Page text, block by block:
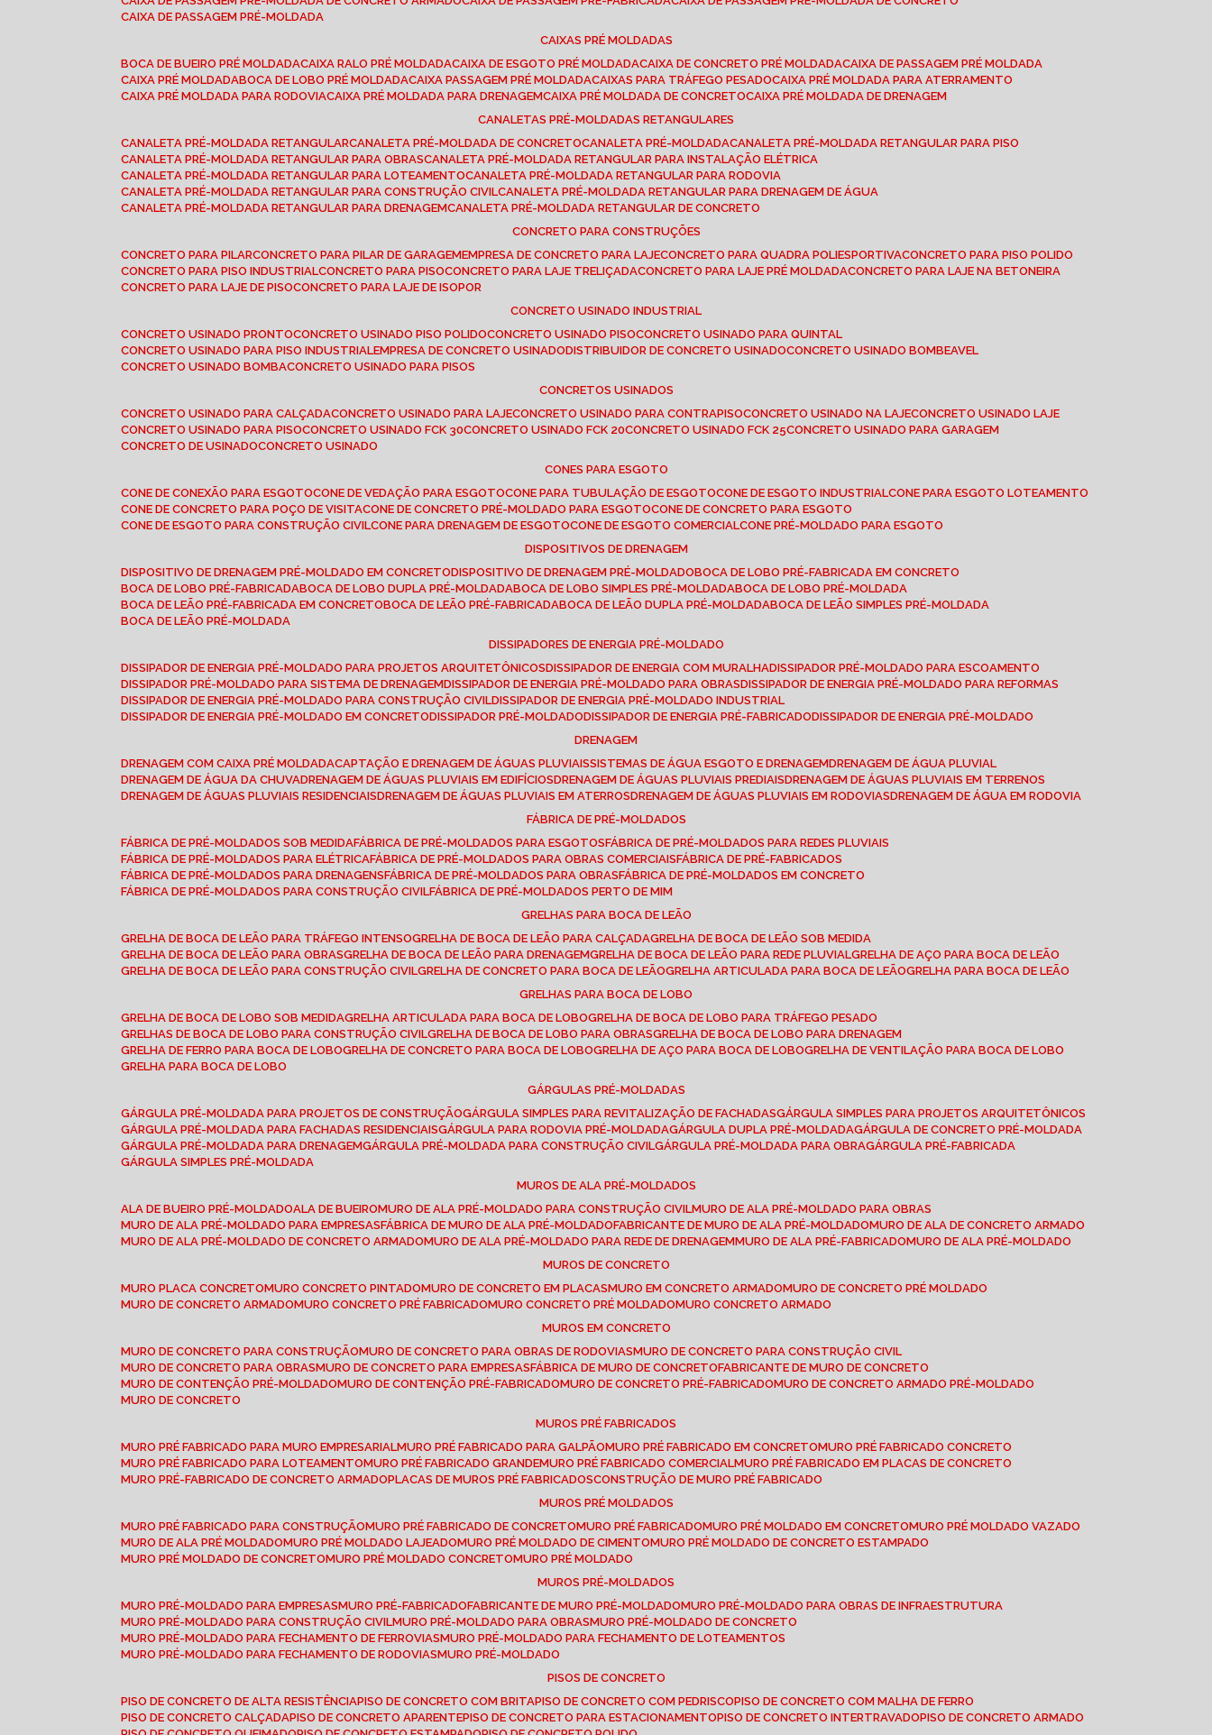
CAIXA DE PASSAGEM PRÉ-MOLDADA
CAIXAS PRÉ MOLDADAS
BOCA DE BUEIRO PRÉ MOLDADA CAIXA RALO PRÉ MOLDADA CAIXA DE ESGOTO PRÉ MOLDADA CAIXA DE CONCRETO PRÉ MOLDADA CAIXA DE PASSAGEM PRÉ MOLDADA
CAIXA PRÉ MOLDADA BOCA DE LOBO PRÉ MOLDADA CAIXA PASSAGEM PRÉ MOLDADA CAIXAS PARA TRÁFEGO PESADO CAIXA PRÉ MOLDADA PARA ATERRAMENTO
CAIXA PRÉ MOLDADA PARA RODOVIA CAIXA PRÉ MOLDADA PARA DRENAGEM CAIXA PRÉ MOLDADA DE CONCRETO CAIXA PRÉ MOLDADA DE DRENAGEM
CANALETAS PRÉ-MOLDADAS RETANGULARES
CANALETA PRÉ-MOLDADA RETANGULAR CANALETA PRÉ-MOLDADA DE CONCRETO CANALETA PRÉ-MOLDADA CANALETA PRÉ-MOLDADA RETANGULAR PARA PISO
CANALETA PRÉ-MOLDADA RETANGULAR PARA OBRAS CANALETA PRÉ-MOLDADA RETANGULAR PARA INSTALAÇÃO ELÉTRICA
CANALETA PRÉ-MOLDADA RETANGULAR PARA LOTEAMENTO CANALETA PRÉ-MOLDADA RETANGULAR PARA RODOVIA
CANALETA PRÉ-MOLDADA RETANGULAR PARA CONSTRUÇÃO CIVIL CANALETA PRÉ-MOLDADA RETANGULAR PARA DRENAGEM DE ÁGUA
CANALETA PRÉ-MOLDADA RETANGULAR PARA DRENAGEM CANALETA PRÉ-MOLDADA RETANGULAR DE CONCRETO
CONCRETO PARA CONSTRUÇÕES
CONCRETO PARA PILAR CONCRETO PARA PILAR DE GARAGEM EMPRESA DE CONCRETO PARA LAJE CONCRETO PARA QUADRA POLIESPORTIVA CONCRETO PARA PISO POLIDO
CONCRETO PARA PISO INDUSTRIAL CONCRETO PARA PISO CONCRETO PARA LAJE TRELIÇADA CONCRETO PARA LAJE PRÉ MOLDADA CONCRETO PARA LAJE NA BETONEIRA
CONCRETO PARA LAJE DE PISO CONCRETO PARA LAJE DE ISOPOR
CONCRETO USINADO INDUSTRIAL
CONCRETO USINADO PRONTO CONCRETO USINADO PISO POLIDO CONCRETO USINADO PISO CONCRETO USINADO PARA QUINTAL
CONCRETO USINADO PARA PISO INDUSTRIAL EMPRESA DE CONCRETO USINADO DISTRIBUIDOR DE CONCRETO USINADO CONCRETO USINADO BOMBEAVEL
CONCRETO USINADO BOMBA CONCRETO USINADO PARA PISOS
CONCRETOS USINADOS
CONCRETO USINADO PARA CALÇADA CONCRETO USINADO PARA LAJE CONCRETO USINADO PARA CONTRAPISO CONCRETO USINADO NA LAJE CONCRETO USINADO LAJE
CONCRETO USINADO PARA PISO CONCRETO USINADO FCK 30 CONCRETO USINADO FCK 20 CONCRETO USINADO FCK 25 CONCRETO USINADO PARA GARAGEM
CONCRETO DE USINADO CONCRETO USINADO
CONES PARA ESGOTO
CONE DE CONEXÃO PARA ESGOTO CONE DE VEDAÇÃO PARA ESGOTO CONE PARA TUBULAÇÃO DE ESGOTO CONE DE ESGOTO INDUSTRIAL CONE PARA ESGOTO LOTEAMENTO
CONE DE CONCRETO PARA POÇO DE VISITA CONE DE CONCRETO PRÉ-MOLDADO PARA ESGOTO CONE DE CONCRETO PARA ESGOTO
CONE DE ESGOTO PARA CONSTRUÇÃO CIVIL CONE PARA DRENAGEM DE ESGOTO CONE DE ESGOTO COMERCIAL CONE PRÉ-MOLDADO PARA ESGOTO
DISPOSITIVOS DE DRENAGEM
DISPOSITIVO DE DRENAGEM PRÉ-MOLDADO EM CONCRETO DISPOSITIVO DE DRENAGEM PRÉ-MOLDADO BOCA DE LOBO PRÉ-FABRICADA EM CONCRETO
BOCA DE LOBO PRÉ-FABRICADA BOCA DE LOBO DUPLA PRÉ-MOLDADA BOCA DE LOBO SIMPLES PRÉ-MOLDADA BOCA DE LOBO PRÉ-MOLDADA
BOCA DE LEÃO PRÉ-FABRICADA EM CONCRETO BOCA DE LEÃO PRÉ-FABRICADA BOCA DE LEÃO DUPLA PRÉ-MOLDADA BOCA DE LEÃO SIMPLES PRÉ-MOLDADA
BOCA DE LEÃO PRÉ-MOLDADA
DISSIPADORES DE ENERGIA PRÉ-MOLDADO
DISSIPADOR DE ENERGIA PRÉ-MOLDADO PARA PROJETOS ARQUITETÔNICOS DISSIPADOR DE ENERGIA COM MURALHA DISSIPADOR PRÉ-MOLDADO PARA ESCOAMENTO
DISSIPADOR PRÉ-MOLDADO PARA SISTEMA DE DRENAGEM DISSIPADOR DE ENERGIA PRÉ-MOLDADO PARA OBRAS DISSIPADOR DE ENERGIA PRÉ-MOLDADO PARA REFORMAS
DISSIPADOR DE ENERGIA PRÉ-MOLDADO PARA CONSTRUÇÃO CIVIL DISSIPADOR DE ENERGIA PRÉ-MOLDADO INDUSTRIAL
DISSIPADOR DE ENERGIA PRÉ-MOLDADO EM CONCRETO DISSIPADOR PRÉ-MOLDADO DISSIPADOR DE ENERGIA PRÉ-FABRICADO DISSIPADOR DE ENERGIA PRÉ-MOLDADO
DRENAGEM
DRENAGEM COM CAIXA PRÉ MOLDADA CAPTAÇÃO E DRENAGEM DE ÁGUAS PLUVIAIS SISTEMAS DE ÁGUA ESGOTO E DRENAGEM DRENAGEM DE ÁGUA PLUVIAL
DRENAGEM DE ÁGUA DA CHUVA DRENAGEM DE ÁGUAS PLUVIAIS EM EDIFÍCIOS DRENAGEM DE ÁGUAS PLUVIAIS PREDIAIS DRENAGEM DE ÁGUAS PLUVIAIS EM TERRENOS
DRENAGEM DE ÁGUAS PLUVIAIS RESIDENCIAIS DRENAGEM DE ÁGUAS PLUVIAIS EM ATERROS DRENAGEM DE ÁGUAS PLUVIAIS EM RODOVIAS DRENAGEM DE ÁGUA EM RODOVIA
FÁBRICA DE PRÉ-MOLDADOS
FÁBRICA DE PRÉ-MOLDADOS SOB MEDIDA FÁBRICA DE PRÉ-MOLDADOS PARA ESGOTOS FÁBRICA DE PRÉ-MOLDADOS PARA REDES PLUVIAIS
FÁBRICA DE PRÉ-MOLDADOS PARA ELÉTRICA FÁBRICA DE PRÉ-MOLDADOS PARA OBRAS COMERCIAIS FÁBRICA DE PRÉ-FABRICADOS
FÁBRICA DE PRÉ-MOLDADOS PARA DRENAGENS FÁBRICA DE PRÉ-MOLDADOS PARA OBRAS FÁBRICA DE PRÉ-MOLDADOS EM CONCRETO
FÁBRICA DE PRÉ-MOLDADOS PARA CONSTRUÇÃO CIVIL FÁBRICA DE PRÉ-MOLDADOS PERTO DE MIM
GRELHAS PARA BOCA DE LEÃO
GRELHA DE BOCA DE LEÃO PARA TRÁFEGO INTENSO
GRELHA DE BOCA DE LEÃO PARA CALÇADA
GRELHA DE BOCA DE LEÃO SOB MEDIDA
GRELHA DE BOCA DE LEÃO PARA OBRAS
GRELHA DE BOCA DE LEÃO PARA DRENAGEM GRELHA DE BOCA DE LEÃO PARA REDE PLUVIAL
GRELHA DE AÇO PARA BOCA DE LEÃO
GRELHA DE BOCA DE LEÃO PARA CONSTRUÇÃO CIVIL
GRELHA DE CONCRETO PARA BOCA DE LEÃO GRELHA ARTICULADA PARA BOCA DE LEÃO
GRELHA PARA BOCA DE LEÃO
GRELHAS PARA BOCA DE LOBO
GRELHA DE BOCA DE LOBO SOB MEDIDA
GRELHA ARTICULADA PARA BOCA DE LOBO
GRELHA DE BOCA DE LOBO PARA TRÁFEGO PESADO
GRELHAS DE BOCA DE LOBO PARA CONSTRUÇÃO CIVIL
GRELHA DE BOCA DE LOBO PARA OBRAS
GRELHA DE BOCA DE LOBO PARA DRENAGEM
GRELHA DE FERRO PARA BOCA DE LOBO
GRELHA DE CONCRETO PARA BOCA DE LOBO GRELHA DE AÇO PARA BOCA DE LOBO
GRELHA DE VENTILAÇÃO PARA BOCA DE LOBO
GRELHA PARA BOCA DE LOBO
GÁRGULAS PRÉ-MOLDADAS
GÁRGULA PRÉ-MOLDADA PARA PROJETOS DE CONSTRUÇÃO
GÁRGULA SIMPLES PARA REVITALIZAÇÃO DE FACHADAS
GÁRGULA SIMPLES PARA PROJETOS ARQUITETÔNICOS
GÁRGULA PRÉ-MOLDADA PARA FACHADAS RESIDENCIAIS
GÁRGULA PARA RODOVIA PRÉ-MOLDADA GÁRGULA DUPLA PRÉ-MOLDADA
GÁRGULA DE CONCRETO PRÉ-MOLDADA
GÁRGULA PRÉ-MOLDADA PARA DRENAGEM
GÁRGULA PRÉ-MOLDADA PARA CONSTRUÇÃO CIVIL GÁRGULA PRÉ-MOLDADA PARA OBRA
GÁRGULA PRÉ-FABRICADA
GÁRGULA SIMPLES PRÉ-MOLDADA
MUROS DE ALA PRÉ-MOLDADOS
ALA DE BUEIRO PRÉ-MOLDADO ALA DE BUEIRO MURO DE ALA PRÉ-MOLDADO PARA CONSTRUÇÃO CIVIL
MURO DE ALA PRÉ-MOLDADO PARA OBRAS
MURO DE ALA PRÉ-MOLDADO PARA EMPRESAS FÁBRICA DE MURO DE ALA PRÉ-MOLDADO FABRICANTE DE MURO DE ALA PRÉ-MOLDADO
MURO DE ALA DE CONCRETO ARMADO
MURO DE ALA PRÉ-MOLDADO DE CONCRETO ARMADO
MURO DE ALA PRÉ-MOLDADO PARA REDE DE DRENAGEM MURO DE ALA PRÉ-FABRICADO
MURO DE ALA PRÉ-MOLDADO
MUROS DE CONCRETO
MURO PLACA CONCRETO
MURO CONCRETO PINTADO MURO DE CONCRETO EM PLACAS MURO EM CONCRETO ARMADO
MURO DE CONCRETO PRÉ MOLDADO
MURO DE CONCRETO ARMADO
MURO CONCRETO PRÉ FABRICADO MURO CONCRETO PRÉ MOLDADO
MURO CONCRETO ARMADO
MUROS EM CONCRETO
MURO DE CONCRETO PARA CONSTRUÇÃO
MURO DE CONCRETO PARA OBRAS DE RODOVIAS
MURO DE CONCRETO PARA CONSTRUÇÃO CIVIL
MURO DE CONCRETO PARA OBRAS
MURO DE CONCRETO PARA EMPRESAS FÁBRICA DE MURO DE CONCRETO FABRICANTE DE MURO DE CONCRETO
MURO DE CONTENÇÃO PRÉ-MOLDADO
MURO DE CONTENÇÃO PRÉ-FABRICADO MURO DE CONCRETO PRÉ-FABRICADO
MURO DE CONCRETO ARMADO PRÉ-MOLDADO
MURO DE CONCRETO
MUROS PRÉ FABRICADOS
MURO PRÉ FABRICADO PARA MURO EMPRESARIAL
MURO PRÉ FABRICADO PARA GALPÃO MURO PRÉ FABRICADO EM CONCRETO
MURO PRÉ FABRICADO CONCRETO
MURO PRÉ FABRICADO PARA LOTEAMENTO
MURO PRÉ FABRICADO GRANDE MURO PRÉ FABRICADO COMERCIAL
MURO PRÉ FABRICADO EM PLACAS DE CONCRETO
MURO PRÉ-FABRICADO DE CONCRETO ARMADO PLACAS DE MUROS PRÉ FABRICADOS CONSTRUÇÃO DE MURO PRÉ FABRICADO
MUROS PRÉ MOLDADOS
MURO PRÉ FABRICADO PARA CONSTRUÇÃO
MURO PRÉ FABRICADO DE CONCRETO MURO PRÉ FABRICADO MURO PRÉ MOLDADO EM CONCRETO
MURO PRÉ MOLDADO VAZADO
MURO DE ALA PRÉ MOLDADO
MURO PRÉ MOLDADO LAJEADO MURO PRÉ MOLDADO DE CIMENTO
MURO PRÉ MOLDADO DE CONCRETO ESTAMPADO
MURO PRÉ MOLDADO DE CONCRETO
MURO PRÉ MOLDADO CONCRETO
MURO PRÉ MOLDADO
MUROS PRÉ-MOLDADOS
MURO PRÉ-MOLDADO PARA EMPRESAS
MURO PRÉ-FABRICADO FABRICANTE DE MURO PRÉ-MOLDADO
MURO PRÉ-MOLDADO PARA OBRAS DE INFRAESTRUTURA
MURO PRÉ-MOLDADO PARA CONSTRUÇÃO CIVIL
MURO PRÉ-MOLDADO PARA OBRAS
MURO PRÉ-MOLDADO DE CONCRETO
MURO PRÉ-MOLDADO PARA FECHAMENTO DE FERROVIAS
MURO PRÉ-MOLDADO PARA FECHAMENTO DE LOTEAMENTOS
MURO PRÉ-MOLDADO PARA FECHAMENTO DE RODOVIAS
MURO PRÉ-MOLDADO
PISOS DE CONCRETO
PISO DE CONCRETO DE ALTA RESISTÊNCIA PISO DE CONCRETO COM BRITA PISO DE CONCRETO COM PEDRISCO PISO DE CONCRETO COM MALHA DE FERRO
PISO DE CONCRETO CALÇADA PISO DE CONCRETO APARENTE PISO DE CONCRETO PARA ESTACIONAMENTO PISO DE CONCRETO INTERTRAVADO PISO DE CONCRETO ARMADO